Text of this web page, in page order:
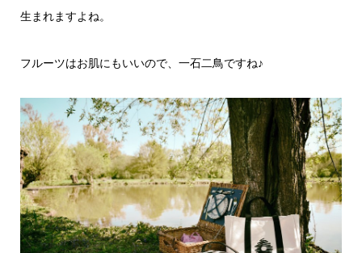
生まれますよね。
フルーツはお肌にもいいので、一石二鳥ですね♪